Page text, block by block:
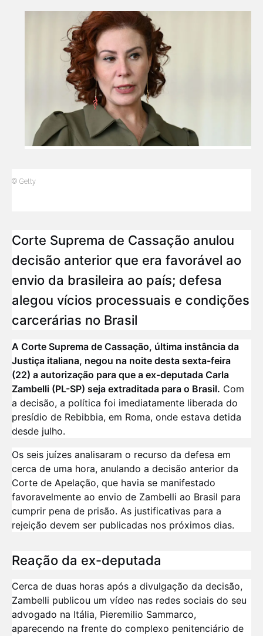
© Getty
Corte Suprema de Cassação anulou
decisão anterior que era favorável ao
envio da brasileira ao país; defesa
alegou vícios processuais e condições
carcerárias no Brasil
A Corte Suprema de Cassação, última instância da
Justiça italiana, negou na noite desta sexta-feira
(22) a autorização para que a ex-deputada Carla
Zambelli (PL-SP) seja extraditada para o Brasil. Com
a decisão, a política foi imediatamente liberada do
presídio de Rebibbia, em Roma, onde estava detida
desde julho.
Os seis juízes analisaram o recurso da defesa em
cerca de uma hora, anulando a decisão anterior da
Corte de Apelação, que havia se manifestado
favoravelmente ao envio de Zambelli ao Brasil para
cumprir pena de prisão. As justificativas para a
rejeição devem ser publicadas nos próximos dias.
Reação da ex-deputada
Cerca de duas horas após a divulgação da decisão,
Zambelli publicou um vídeo nas redes sociais do seu
advogado na Itália, Pieremilio Sammarco,
aparecendo na frente do complexo penitenciário de